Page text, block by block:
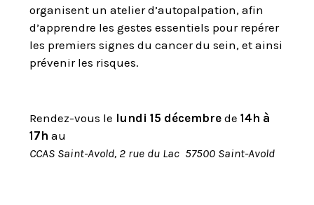
organisent un atelier d’autopalpation, afin
d’apprendre les gestes essentiels pour repérer
les premiers signes du cancer du sein, et ainsi
prévenir les risques.
Rendez-vous le lundi 15 décembre de14h à
17h au
CCAS Saint-Avold, 2 rue du Lac 57500 Saint-Avold